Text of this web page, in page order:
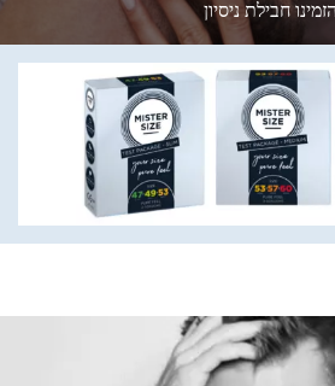
הזמינו חבילת ניסיון